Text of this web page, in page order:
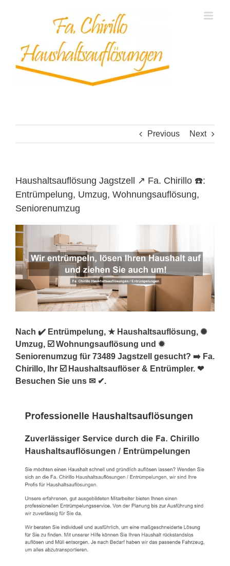
Previous Next
Haushaltsauflösung Jagstzell ↗️ Fa. Chirillo ☎️:
Entrümpelung, Umzug, Wohnungsauflösung,
Seniorenumzug
Nach ✔️ Entrümpelung, ★ Haushaltsauflösung, ✺
Umzug, ☑️ Wohnungsauflösung und ✹
Seniorenumzug für 73489 Jagstzell gesucht? ➡️ Fa.
Chirillo, Ihr ☑️ Haushaltsauflöser & Entrümpler. ❤
Besuchen Sie uns ✉ ✔.